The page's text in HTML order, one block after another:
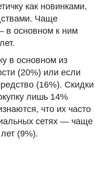
как новинками,
Чаще
в основном к ним
в основном из
(20%) или если
(16%). Скидки
лишь 14%
что их часто
сетях — чаще
(9%).